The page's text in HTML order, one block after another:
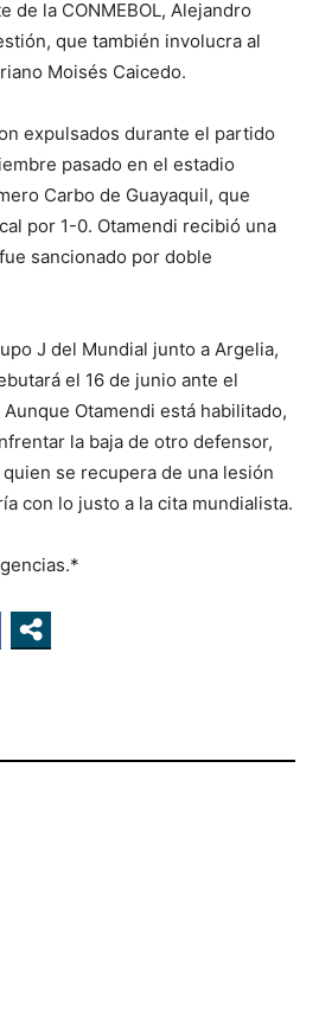
de la CONMEBOL, Alejandro
que también involucra al
Moisés Caicedo.
expulsados durante el partido
pasado en el estadio
Carbo de Guayaquil, que
por 1-0. Otamendi recibió una
sancionado por doble
J del Mundial junto a Argelia,
el 16 de junio ante el
Otamendi está habilitado,
la baja de otro defensor,
quien se recupera de una lesión
con lo justo a la cita mundialista.